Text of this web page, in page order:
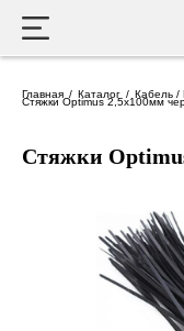
Главная Каталог Кабель /
Стяжки Optimus 2,5x100мм
Стяжки